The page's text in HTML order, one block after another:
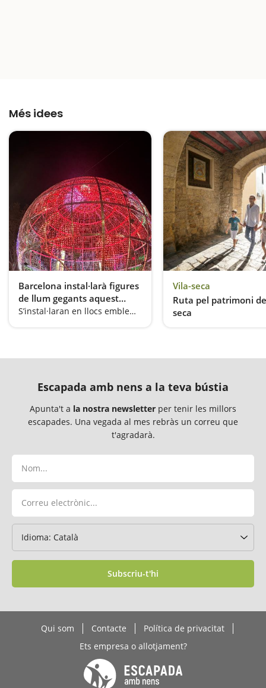
Més idees
Barcelona instal·larà figures
de llum gegants aquest
Nadal
S’instal·laran en llocs emblemàtics
Vila-seca
Ruta pel patrimoni
seca
Escapada amb nens a la teva bústia
Apunta't a la nostra newsletter per tenir les millors
escapades. Una vegada al mes rebràs un correu que
t'agradarà.
Subscriu-t'hi
Qui som Contacte
Política de privacitat
Ets empresa o allotjament?